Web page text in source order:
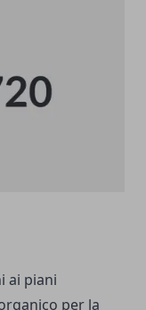
ai piani
per la